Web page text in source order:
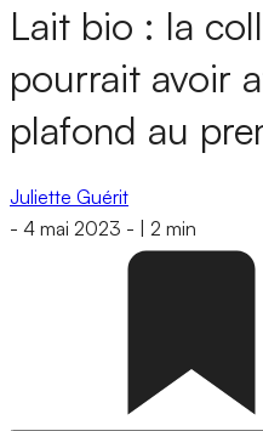
Lait bio : la
pourrait avoir
plafond au
Juliette Guérit
- 4 mai 2023 - 2 min